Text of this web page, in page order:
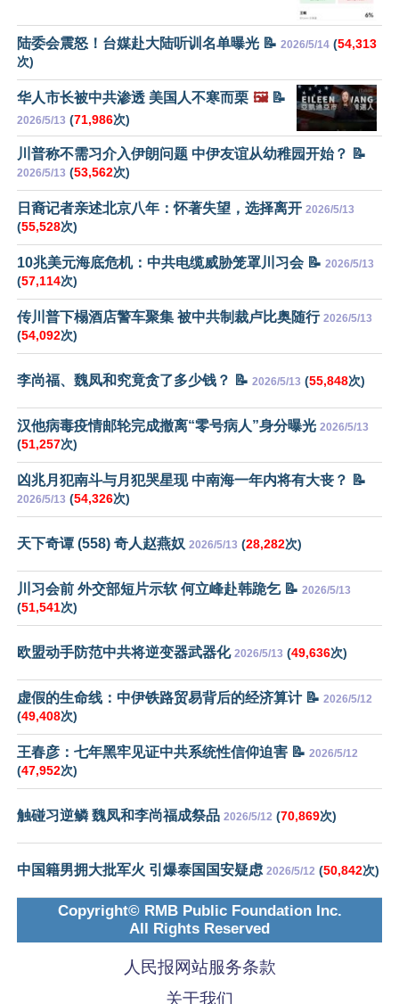
陆委会震怒！台媒赴大陆听训名单曝光 📝 2026/5/14 (54,313
次)
华人市长被中共渗透 美国人不寒而栗 🖼️📝
2026/5/13 (71,986次)
川普称不需习介入伊朗问题 中伊友谊从幼稚园开始？ 📝
2026/5/13 (53,562次)
日裔记者亲述北京八年：怀著失望，选择离开 2026/5/13
(55,528次)
10兆美元海底危机：中共电缆威胁笼罩川习会 📝 2026/5/13
(57,114次)
传川普下榻酒店警车聚集 被中共制裁卢比奥随行 2026/5/13
(54,092次)
李尚福、魏凤和究竟贪了多少钱？ 📝 2026/5/13 (55,848次)
汉他病毒疫情邮轮完成撤离“零号病人”身分曝光 2026/5/13
(51,257次)
凶兆月犯南斗与月犯哭星现 中南海一年内将有大丧？ 📝
2026/5/13 (54,326次)
天下奇谭 (558) 奇人赵燕奴 2026/5/13 (28,282次)
川习会前 外交部短片示软 何立峰赴韩跪乞 📝 2026/5/13
(51,541次)
欧盟动手防范中共将逆变器武器化 2026/5/13 (49,636次)
虚假的生命线：中伊铁路贸易背后的经济算计 📝 2026/5/12
(49,408次)
王春彦：七年黑牢见证中共系统性信仰迫害 📝 2026/5/12
(47,952次)
触碰习逆鳞 魏凤和李尚福成祭品 2026/5/12 (70,869次)
中国籍男拥大批军火 引爆泰国国安疑虑 2026/5/12 (50,842次)
Copyright© RMB Public Foundation Inc.
All Rights Reserved
人民报网站服务条款
关于我们